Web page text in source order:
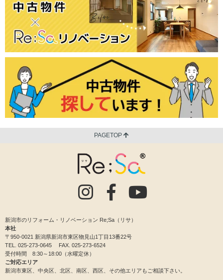
PAGETOP
新潟市のリフォーム・リノベーション Re;Sa（リサ）
本社
〒950-0021 新潟県新潟市東区物見山1丁目13番22号
TEL. 025-273-0645 FAX. 025-273-6524
受付時間 8:30～18:00（水曜定休）
ご対応エリア
新潟市東区、中央区、北区、南区、西区、その他エリアもご相談下さい。